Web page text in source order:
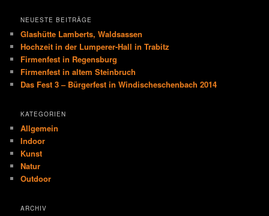
NEUESTE BEITRÄGE
Glashütte Lamberts, Waldsassen
Hochzeit in der Lumperer-Hall in Trabitz
Firmenfest in Regensburg
Firmenfest in altem Steinbruch
Das Fest 3 – Bürgerfest in Windischeschenbach 2014
KATEGORIEN
Allgemein
Indoor
Kunst
Natur
Outdoor
ARCHIV